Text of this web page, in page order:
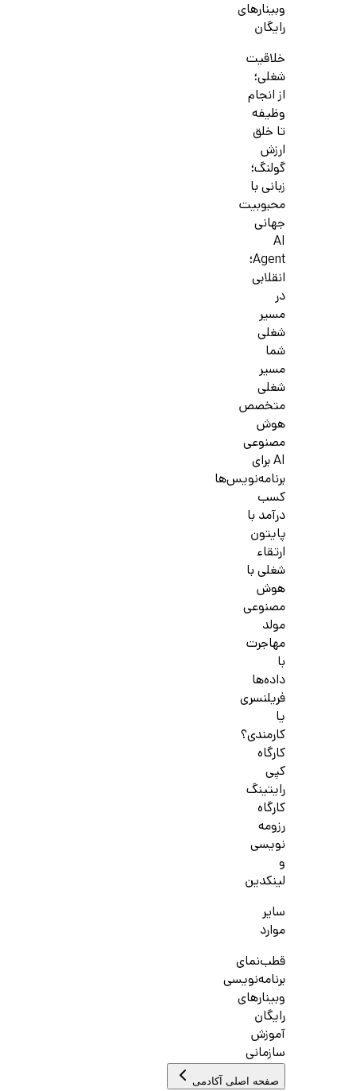
وبینارهای
رایگان
خلاقیت
شغلی؛
از انجام
وظیفه
تا خلق
ارزش
گولنگ؛
زبانی با
محبوبیت
جهانی
AI
Agent؛
انقلابی
در
مسیر
شغلی
شما
مسیر
شغلی
متخصص
هوش
مصنوعی
AI برای
برنامه‌نویس‌ها
کسب
درآمد با
پایتون
ارتقاء
شغلی با
هوش
مصنوعی
مولد
مهاجرت
با
داده‌ها
فریلنسری
یا
کارمندی؟
کارگاه
کپی
رایتینگ
کارگاه
رزومه
نویسی
و
لینکدین
سایر
موارد
قطب‌نمای
برنامه‌نویسی
وبینارهای
رایگان
آموزش
سازمانی
صفحه اصلی آکادمی